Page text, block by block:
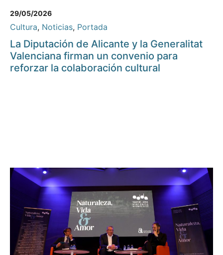
29/05/2026
Cultura, Noticias, Portada
La Diputación de Alicante y la Generalitat
Valenciana firman un convenio para
reforzar la colaboración cultural